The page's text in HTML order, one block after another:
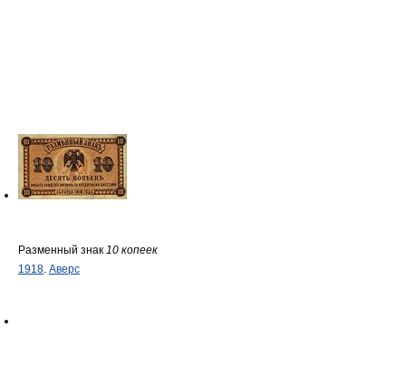
Разменный знак 10 копеек
1918 Аверс